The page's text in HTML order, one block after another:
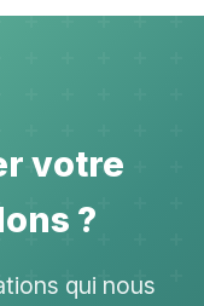
votre
?
qui nous